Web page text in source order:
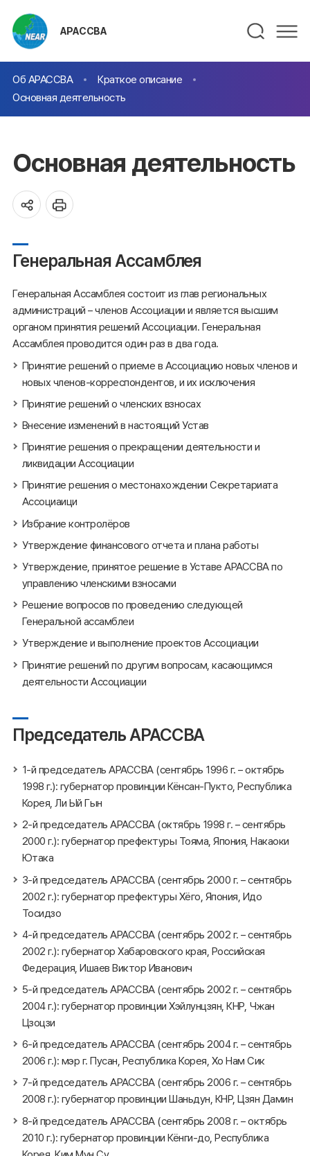
АРАССВА
Об АРАССВА
Краткое описание
Основная деятельность
Основная деятельность
Генеральная Ассамблея
Генеральная Ассамблея состоит из глав региональных
администраций – членов Ассоциации и является высшим
органом принятия решений Ассоциации. Генеральная
Ассамблея проводится один раз в два года.
Принятие решений о приеме в Ассоциацию новых членов и
новых членов-корреспондентов, и их исключения
Принятие решений о членских взносах
Внесение изменений в настоящий Устав
Принятие решения о прекращении деятельности и
ликвидации Ассоциации
Принятие решения о местонахождении Секретариата
Ассоциаици
Избрание контролёров
Утверждение финансового отчета и плана работы
Утверждение, принятое решение в Уставе АРАССВА по
управлению членскими взносами
Решение вопросов по проведению следующей
Генеральной ассамблеи
Утверждение и выполнение проектов Ассоциации
Принятие решений по другим вопросам, касающимся
деятельности Ассоциации
Председатель АРАССВА
1-й председатель АРАССВА (сентябрь 1996 г. – октябрь
1998 г.): губернатор провинции Кёнсан-Пукто, Республика
Корея, Ли Ый Гын
2-й председатель АРАССВА (октябрь 1998 г. – сентябрь
2000 г.): губернатор префектуры Тояма, Япония, Накаоки
Ютака
3-й председатель АРАССВА (сентябрь 2000 г. – сентябрь
2002 г.): губернатор префектуры Хёго, Япония, Идо
Тосидзо
4-й председатель АРАССВА (сентябрь 2002 г. – сентябрь
2002 г.): губернатор Хабаровского края, Российская
Федерация, Ишаев Виктор Иванович
5-й председатель АРАССВА (сентябрь 2002 г. – сентябрь
2004 г.): губернатор провинции Хэйлунцзян, КНР, Чжан
Цзоцзи
6-й председатель АРАССВА (сентябрь 2004 г. – сентябрь
2006 г.): мэр г. Пусан, Республика Корея, Хо Нам Сик
7-й председатель АРАССВА (сентябрь 2006 г. – сентябрь
2008 г.): губернатор провинции Шаньдун, КНР, Цзян Дамин
8-й председатель АРАССВА (сентябрь 2008 г. – октябрь
2010 г.): губернатор провинции Кёнги-до, Республика